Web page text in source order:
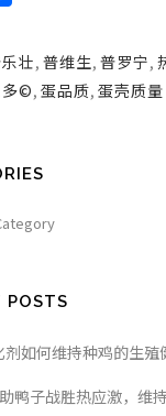
壮, 普维生, 普罗宁,
©, 蛋品质, 蛋壳质量
POSTS
如何维持种鸡的生殖
鸭子战胜热应激，维